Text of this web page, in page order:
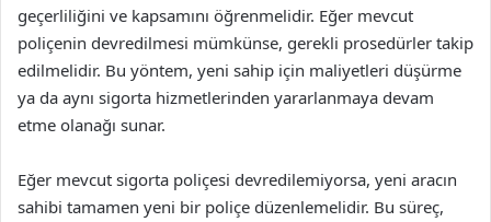
geçerliliğini ve kapsamını öğrenmelidir. Eğer mevcut
poliçenin devredilmesi mümkünse, gerekli prosedürler takip
edilmelidir. Bu yöntem, yeni sahip için maliyetleri düşürme
ya da aynı sigorta hizmetlerinden yararlanmaya devam
etme olanağı sunar.
Eğer mevcut sigorta poliçesi devredilemiyorsa, yeni aracın
sahibi tamamen yeni bir poliçe düzenlemelidir. Bu süreç,